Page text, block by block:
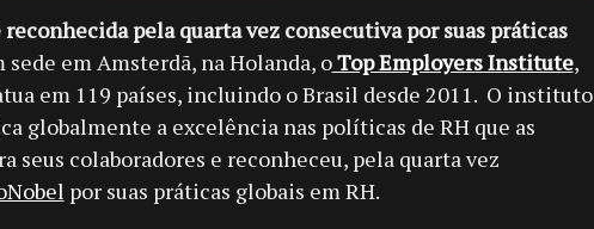
pela quarta vez consecutiva por suas práticas
sede em Amsterdã, na Holanda, oTop Employers Institute,
em 119 países, incluindo o Brasil desde 2011. O instituto
globalmente a excelência nas políticas de RH que as
seus colaboradores e reconheceu, pela quarta vez
por suas práticas globais em RH.